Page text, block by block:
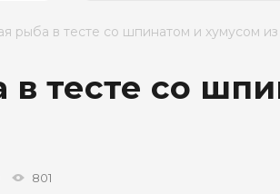
рыба в тесте со шпинатом и хумусом
в тесте со
801